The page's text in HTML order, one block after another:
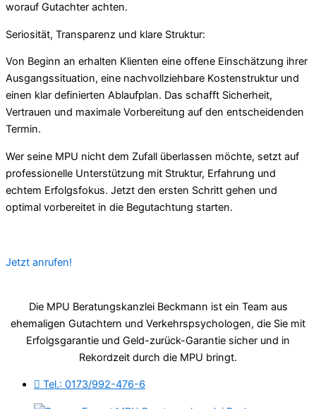
worauf Gutachter achten.
Seriosität, Transparenz und klare Struktur:
Von Beginn an erhalten Klienten eine offene Einschätzung ihrer
Ausgangssituation, eine nachvollziehbare Kostenstruktur und
einen klar definierten Ablaufplan. Das schafft Sicherheit,
Vertrauen und maximale Vorbereitung auf den entscheidenden
Termin.
Wer seine MPU nicht dem Zufall überlassen möchte, setzt auf
professionelle Unterstützung mit Struktur, Erfahrung und
echtem Erfolgsfokus. Jetzt den ersten Schritt gehen und
optimal vorbereitet in die Begutachtung starten.
Jetzt anrufen!
Die MPU Beratungskanzlei Beckmann ist ein Team aus
ehemaligen Gutachtern und Verkehrspsychologen, die Sie mit
Erfolgsgarantie und Geld-zurück-Garantie sicher und in
Rekordzeit durch die MPU bringt.
Tel.: 0173/992-476-6